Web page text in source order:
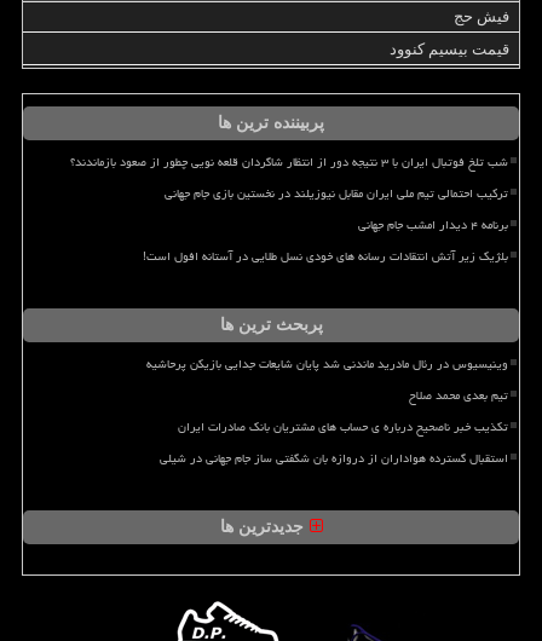
فیش حج
قیمت بیسیم کنوود
پربیننده ترین ها
شب تلخ فوتبال ایران با ۳ نتیجه دور از انتظار شاگردان قلعه نویی چطور از صعود بازماندند؟
ترکیب احتمالی تیم ملی ایران مقابل نیوزیلند در نخستین بازی جام جهانی
برنامه ۴ دیدار امشب جام جهانی
بلژیک زیر آتش انتقادات رسانه های خودی نسل طلایی در آستانه افول است!
پربحث ترین ها
وینیسیوس در رئال مادرید ماندنی شد پایان شایعات جدایی بازیکن پرحاشیه
تیم بعدی محمد صلاح
تکذیب خبر ناصحیح درباره ی حساب های مشتریان بانک صادرات ایران
استقبال گسترده هواداران از دروازه بان شگفتی ساز جام جهانی در شیلی
جدیدترین ها